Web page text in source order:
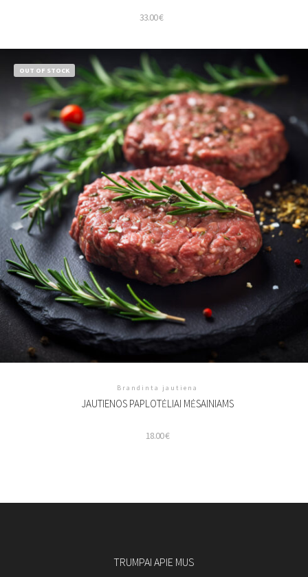
33.00€
OUT OF STOCK
Brandinta jautiena
JAUTIENOS PAPLOTĖLIAI MĖSAINIAMS
18.00€
TRUMPAI APIE MUS